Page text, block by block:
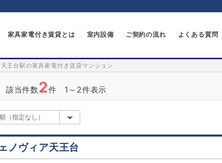
家具家電付き賃貸とは 室内設備 ご契約の流れ よくある質問
天王台駅の家具家電付き賃貸マンション
該当件数2件 1～2件表示
ノヴィア天王台